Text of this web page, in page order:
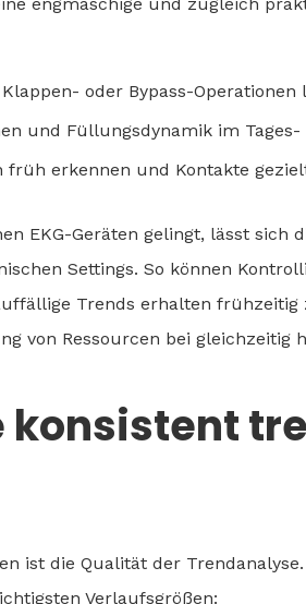
oder Bypass-
und Füllungsdynamik im
früh erkennen und Kontakte
EKG-Geräten gelingt, lässt sich
Settings. So können
Trends erhalten frühzeitig
von Ressourcen bei gleichzeitig
konsistent
ist die Qualität der
Verlaufsgrößen: